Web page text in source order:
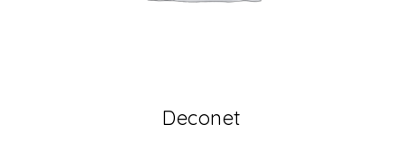
Deconet